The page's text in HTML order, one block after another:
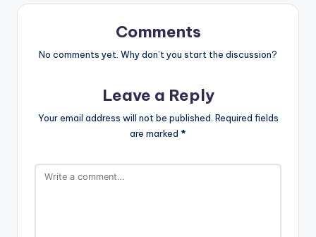
Comments
No comments yet. Why don’t you start the discussion?
Leave a Reply
Your email address will not be published. Required fields
are marked *